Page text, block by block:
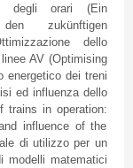
degli orari (Ein
zukünftigen
dello
linee AV (Optimising
energetico dei treni
ed influenza dello
trains in operation:
influence of the
di utilizzoper un
modelli matematici